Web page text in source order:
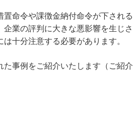
命令や課徴金納付命令が下される
業の評判に大きな悪影響を生じさ
十分注意する必要があります。
事例をご紹介いたします（ご紹介